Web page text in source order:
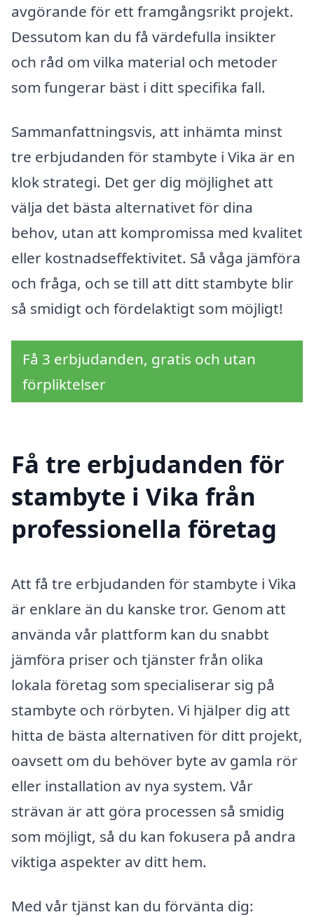
avgörande för ett framgångsrikt projekt.
Dessutom kan du få värdefulla insikter
och råd om vilka material och metoder
som fungerar bäst i ditt specifika fall.
Sammanfattningsvis, att inhämta minst
tre erbjudanden för stambyte i Vika är en
klok strategi. Det ger dig möjlighet att
välja det bästa alternativet för dina
behov, utan att kompromissa med kvalitet
eller kostnadseffektivitet. Så våga jämföra
och fråga, och se till att ditt stambyte blir
så smidigt och fördelaktigt som möjligt!
Få 3 erbjudanden, gratis och utan
förpliktelser
Få tre erbjudanden för
stambyte i Vika från
professionella företag
Att få tre erbjudanden för stambyte i Vika
är enklare än du kanske tror. Genom att
använda vår plattform kan du snabbt
jämföra priser och tjänster från olika
lokala företag som specialiserar sig på
stambyte och rörbyten. Vi hjälper dig att
hitta de bästa alternativen för ditt projekt,
oavsett om du behöver byte av gamla rör
eller installation av nya system. Vår
strävan är att göra processen så smidig
som möjligt, så du kan fokusera på andra
viktiga aspekter av ditt hem.
Med vår tjänst kan du förvänta dig: